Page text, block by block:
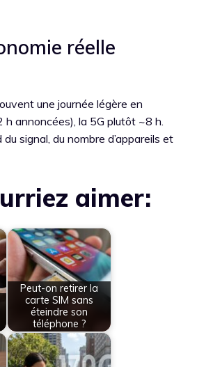
réelle
une journée légère en
h annoncées), la 5G plutôt ~8 h.
du signal, du nombre d’appareils et
aimer:
Peut-on retirer la
carte SIM sans
éteindre son
téléphone ?